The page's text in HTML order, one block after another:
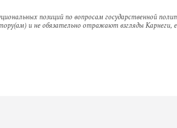
позиций по вопросам государственной
и не обязательно отражают взгляды Карнеги,